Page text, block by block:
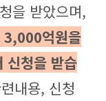
을 받았으며,
3,000억원을
신청을 받습
내용, 신청